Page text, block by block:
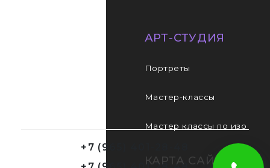
+7 (965) 401-28-48
АРТ-СТУДИЯ
Портреты
Мастер-классы
Мастер классы по изо
КАРТА САЙТА